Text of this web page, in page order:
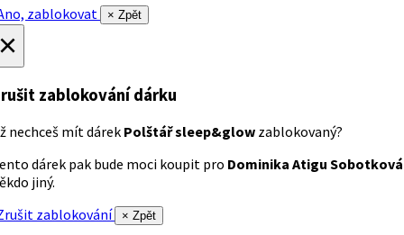
zablokovat
× Zpět
zablokování dárku
nechceš mít dárek Polštář sleep&glow zablokovaný?
dárek pak bude moci koupit pro Dominika Atigu Sobotková
jiný.
zablokování
× Zpět